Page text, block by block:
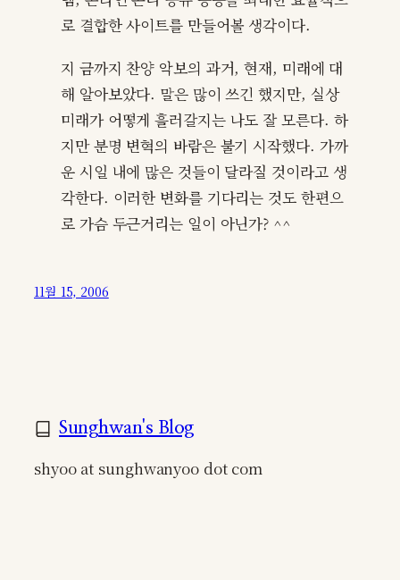
로 결합한 사이트를 만들어볼 생각이다.
지 금까지 찬양 악보의 과거, 현재, 미래에 대
해 알아보았다. 말은 많이 쓰긴 했지만, 실상
미래가 어떻게 흘러갈지는 나도 잘 모른다. 하
지만 분명 변혁의 바람은 불기 시작했다. 가까
운 시일 내에 많은 것들이 달라질 것이라고 생
각한다. 이러한 변화를 기다리는 것도 한편으
로 가슴 두근거리는 일이 아닌가? ^^
11월 15, 2006
Sunghwan's Blog
shyoo at sunghwanyoo dot com